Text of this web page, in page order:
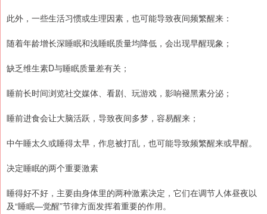
此外，一些生活习惯或生理因素，也可能导致夜间频繁醒来：
随着年龄增长深睡眠和浅睡眠质量均降低，会出现早醒现象；
缺乏维生素D与睡眠质量差有关；
睡前长时间浏览社交媒体、看剧、玩游戏，影响褪黑素分泌；
睡前进食会让大脑活跃，导致夜间多梦，容易醒来；
中午睡太久或睡得太早，作息被打乱，也可能导致频繁醒来或早醒。
决定睡眠的两个重要激素
睡得好不好，主要由身体里的两种激素决定，它们在调节人体昼夜以
及“睡眠—觉醒”节律方面发挥着重要的作用。